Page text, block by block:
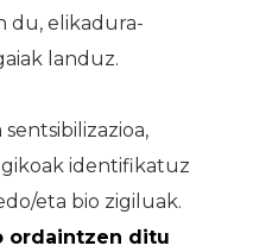
du, elikadura-
landuz.
identifikatuz
eta bio zigiluak.
ordaintzen ditu